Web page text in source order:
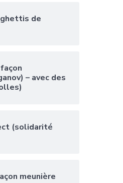
de
– avec des
(solidarité
meunière